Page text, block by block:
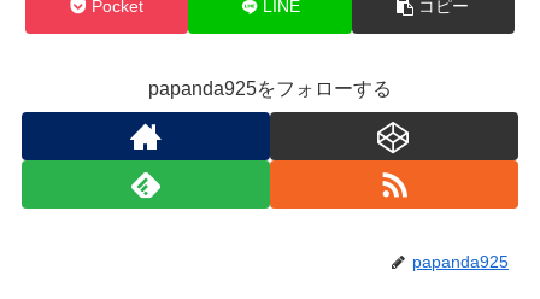
Pocket LINE コピー
papanda925をフォローする
papanda925